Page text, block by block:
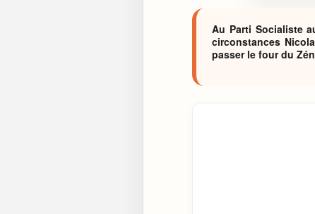
Au Parti Socialiste
circonstances
passer le four du